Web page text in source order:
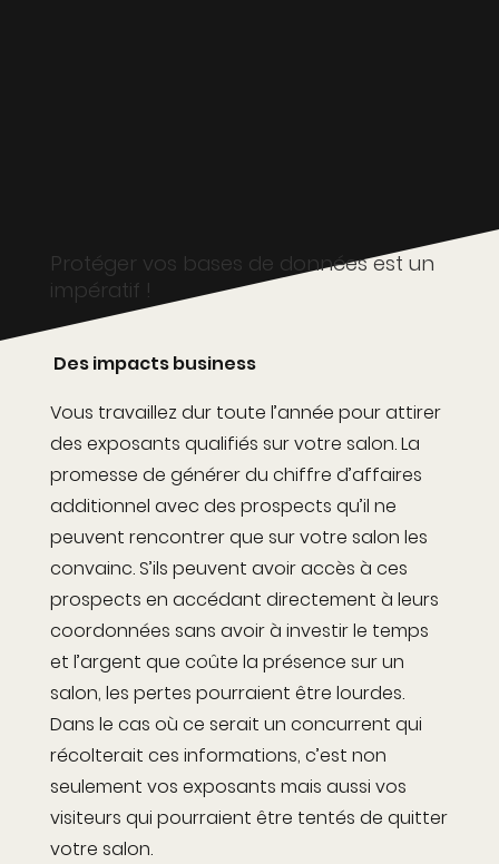
Protéger vos bases de données est un
impératif !
Des impacts business
Vous travaillez dur toute l’année pour attirer
des exposants qualifiés sur votre salon. La
promesse de générer du chiffre d’affaires
additionnel avec des prospects qu’il ne
peuvent rencontrer que sur votre salon les
convainc. S’ils peuvent avoir accès à ces
prospects en accédant directement à leurs
coordonnées sans avoir à investir le temps
et l’argent que coûte la présence sur un
salon, les pertes pourraient être lourdes.
Dans le cas où ce serait un concurrent qui
récolterait ces informations, c’est non
seulement vos exposants mais aussi vos
visiteurs qui pourraient être tentés de quitter
votre salon.